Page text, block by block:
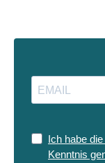
Ich habe
Kenntnis